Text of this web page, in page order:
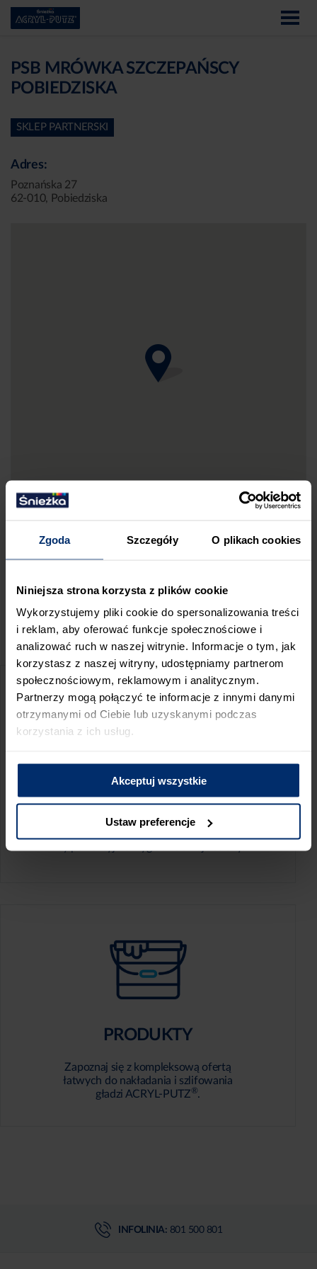
Zgoda Szczegóły O plikach cookies
Niniejsza strona korzysta z plików cookie
Wykorzystujemy pliki cookie do spersonalizowania treści
i reklam, aby oferować funkcje społecznościowe i
analizować ruch w naszej witrynie. Informacje o tym, jak
korzystasz z naszej witryny, udostępniamy partnerom
społecznościowym, reklamowym i analitycznym.
Partnerzy mogą połączyć te informacje z innymi danymi
otrzymanymi od Ciebie lub uzyskanymi podczas
korzystania z ich usług.
Akceptuj wszystkie
Ustaw preferencje
PSB MRÓWKA SZCZEPAŃSCY
POBIEDZISKA
SKLEP PARTNERSKI
Adres:
Poznańska 27
62-010, Pobiedziska
ZGŁOŚ BŁĄD
PRZED WIZYTĄ W SKLEPIE POLECAMY:
KALKULATOR ZUŻYCIA
PRODUKTY
Zapoznaj się z kompleksową ofertą
łatwych do nakładania i szlifowania
gładzi ACRYL-PUTZ®.
INFOLINIA: 801 500 801